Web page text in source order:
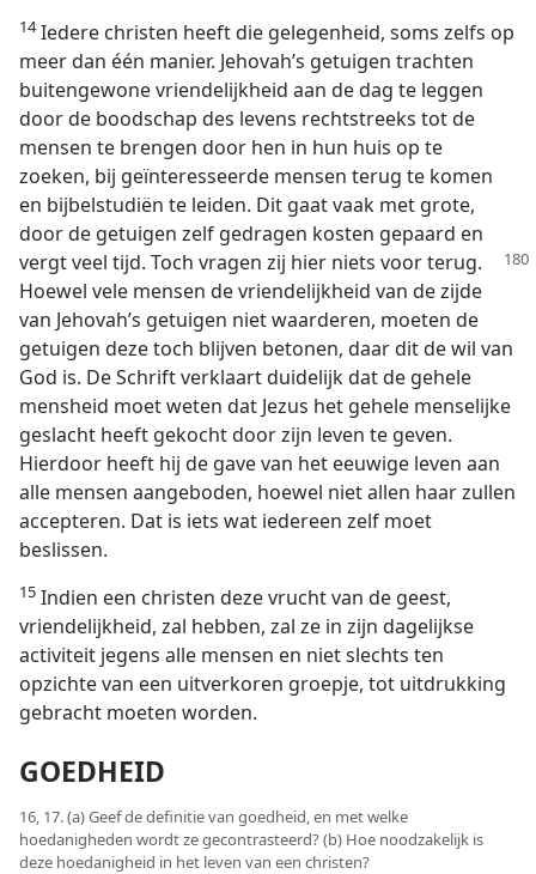
14Iedere christen heeft die gelegenheid, soms zelfs op
meer dan één manier. Jehovah’s getuigen trachten
buitengewone vriendelijkheid aan de dag te leggen
door de boodschap des levens rechtstreeks tot de
mensen te brengen door hen in hun huis op te
zoeken, bij geïnteresseerde mensen terug te komen
en bijbelstudiën te leiden. Dit gaat vaak met grote,
door de getuigen zelf gedragen kosten gepaard en
vergt veel tijd. Toch vragen zij hier niets voor terug.
Hoewel vele mensen de vriendelijkheid van de zijde
van Jehovah’s getuigen niet waarderen, moeten de
getuigen deze toch blijven betonen, daar dit de wil van
God is. De Schrift verklaart duidelijk dat de gehele
mensheid moet weten dat Jezus het gehele menselijke
geslacht heeft gekocht door zijn leven te geven.
Hierdoor heeft hij de gave van het eeuwige leven aan
alle mensen aangeboden, hoewel niet allen haar zullen
accepteren. Dat is iets wat iedereen zelf moet
beslissen.
15 Indien een christen deze vrucht van de geest,
vriendelijkheid, zal hebben, zal ze in zijn dagelijkse
activiteit jegens alle mensen en niet slechts ten
opzichte van een uitverkoren groepje, tot uitdrukking
gebracht moeten worden.
GOEDHEID
16, 17. (a) Geef de definitie van goedheid, en met welke
hoedanigheden wordt ze gecontrasteerd? (b) Hoe noodzakelijk is
deze hoedanigheid in het leven van een christen?